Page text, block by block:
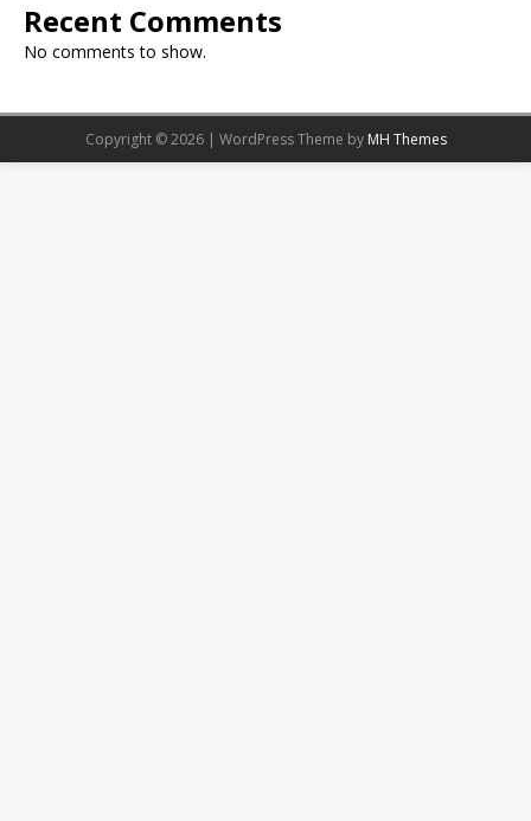
Recent Comments
No comments to show.
Copyright © 2026 | WordPress Theme by MH Themes